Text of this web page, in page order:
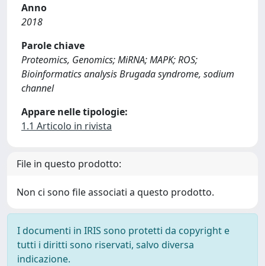
Anno
2018
Parole chiave
Proteomics, Genomics; MiRNA; MAPK; ROS;
Bioinformatics analysis Brugada syndrome, sodium
channel
Appare nelle tipologie:
1.1 Articolo in rivista
File in questo prodotto:
Non ci sono file associati a questo prodotto.
I documenti in IRIS sono protetti da copyright e
tutti i diritti sono riservati, salvo diversa
indicazione.